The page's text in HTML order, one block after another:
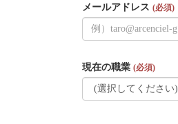
メールアドレス (必須)
現在の職業 (必須)